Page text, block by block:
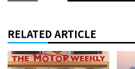
RELATED ARTICLE